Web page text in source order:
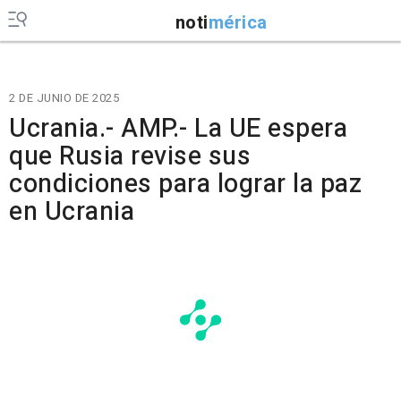
notimérica
2 DE JUNIO DE 2025
Ucrania.- AMP.- La UE espera
que Rusia revise sus
condiciones para lograr la paz
en Ucrania